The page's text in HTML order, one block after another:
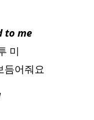
to me
미
듬어줘요